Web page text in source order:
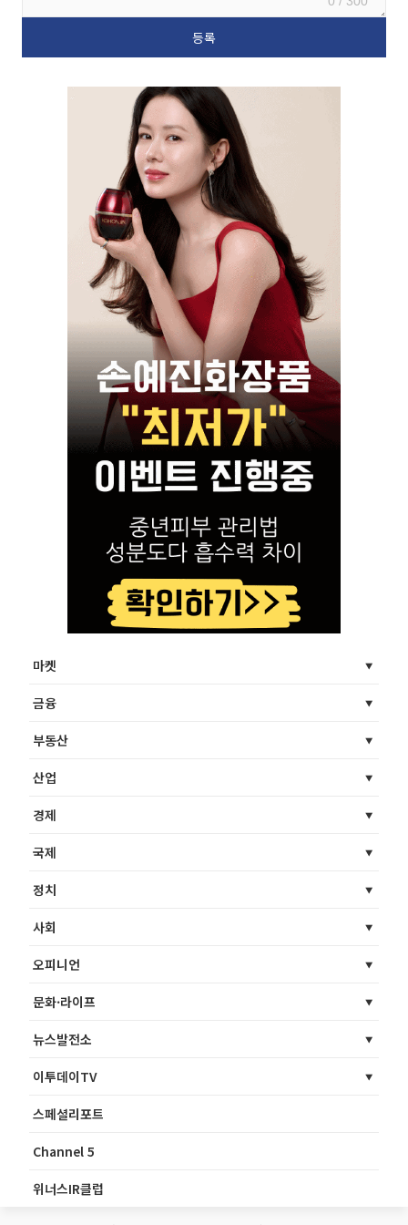
마켓
금융
부동산
산업
경제
국제
정치
사회
오피니언
문화·라이프
뉴스발전소
이투데이TV
스페셜리포트
Channel 5
위너스IR클럽